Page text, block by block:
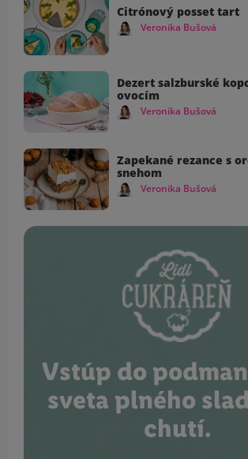
Citrónový posset tart
Veronika Bušová
Dezert salzburské
ovocím
Veronika Bušová
Zapekané rezance s
snehom
Veronika Bušová
Vstúp do
sveta plného
chutí.